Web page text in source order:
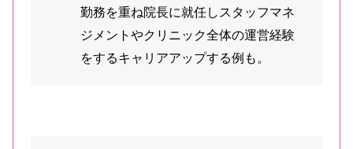
勤務を重ね院長に就任しスタッフマネ
ジメントやクリニック全体の運営経験
をするキャリアアップする例も。